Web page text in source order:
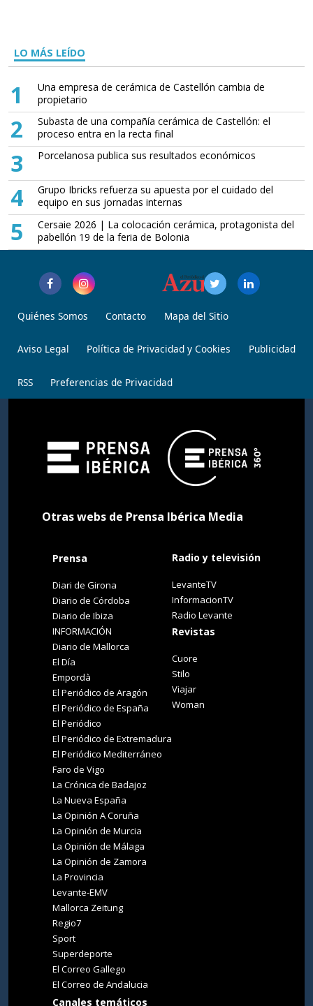
LO MÁS LEÍDO
1
Una empresa de cerámica de Castellón cambia de
propietario
2
Subasta de una compañía cerámica de Castellón: el
proceso entra en la recta final
3 Porcelanosa publica sus resultados económicos
4
Grupo Ibricks refuerza su apuesta por el cuidado del
equipo en sus jornadas internas
5
Cersaie 2026 | La colocación cerámica, protagonista del
pabellón 19 de la feria de Bolonia
Quiénes Somos Contacto Mapa del Sitio
Aviso Legal Política de Privacidad y Cookies Publicidad
RSS Preferencias de Privacidad
Otras webs de Prensa Ibérica Media
Prensa
Diari de Girona
Diario de Córdoba
Diario de Ibiza
INFORMACIÓN
Diario de Mallorca
El Día
Empordà
El Periódico de Aragón
El Periódico de España
El Periódico
El Periódico de Extremadura
El Periódico Mediterráneo
Faro de Vigo
La Crónica de Badajoz
La Nueva España
La Opinión A Coruña
La Opinión de Murcia
La Opinión de Málaga
La Opinión de Zamora
La Provincia
Levante-EMV
Mallorca Zeitung
Regio7
Sport
Superdeporte
El Correo Gallego
El Correo de Andalucia
Canales temáticos
Radio y televisión
LevanteTV
InformacionTV
Radio Levante
Revistas
Cuore
Stilo
Viajar
Woman